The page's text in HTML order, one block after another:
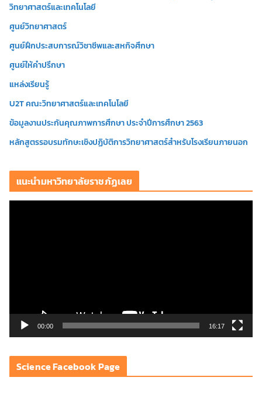
วิทยาศาสตร์และเทคโนโลยี
ศูนย์วิทยาศาสตร์
ศูนย์ฝึกประสบการณ์วิชาชีพและสหกิจศึกษา
ศูนย์ให้คำปรึกษา
แหล่งเรียนรู้
U2T คณะวิทยาศาสตร์และเทคโนโลยี
ข้อมูลงานประกันคุณภาพการศึกษา ประจำปีการศึกษา 2563
หลักสูตรรอบรมทักษะเชิงปฏิบัติการวิทยาศาสตร์สำหรับโรงเรียนภายนอก
แนะนำมหาวิทยาลัยราชภัฏเลย
ดี
โ
00:00 16:17
Science Facebook Page